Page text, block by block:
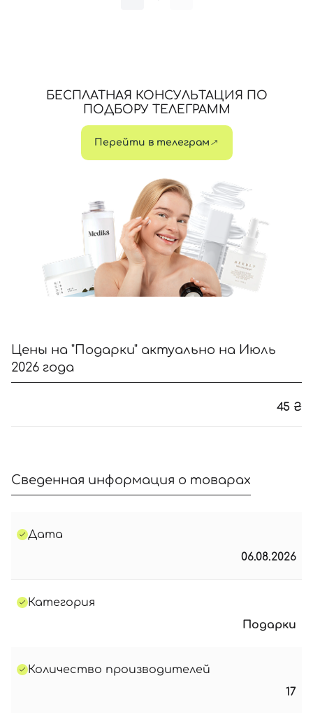
БЕСПЛАТНАЯ КОНСУЛЬТАЦИЯ ПО
ПОДБОРУ ТЕЛЕГРАММ
Перейти в телеграм
Цены на "Подарки" актуально на Июль
2026 года
45 ₴
Сведенная информация о товарах
Дата
06.08.2026
Категория
Подарки
Количество производителей
17
Вход Регистрация
Номер телефона
Отправляя форму для авторизации/регистрации, вы
принимаете условия
Пользовательские соглашения
Далее
Войти с помощью e-mail